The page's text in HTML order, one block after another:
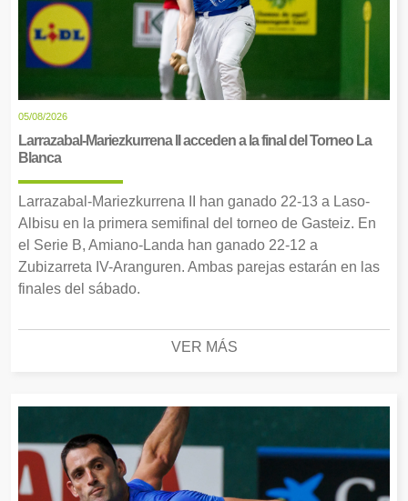
05/08/2026
Larrazabal-Mariezkurrena II acceden a la final del Torneo La
Blanca
Larrazabal-Mariezkurrena II han ganado 22-13 a Laso-
Albisu en la primera semifinal del torneo de Gasteiz. En
el Serie B, Amiano-Landa han ganado 22-12 a
Zubizarreta IV-Aranguren. Ambas parejas estarán en las
finales del sábado.
VER MÁS